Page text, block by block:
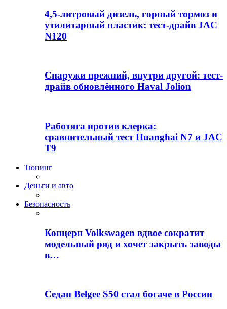
4,5-литровый дизель, горный тормоз и
утилитарный пластик: тест-драйв JAC
N120
Снаружи прежний, внутри другой: тест-
драйв обновлённого Haval Jolion
Работяга против клерка:
сравнительный тест Huanghai N7 и JAC
T9
Тюнинг
Деньги и авто
Безопасность
Концерн Volkswagen вдвое сократит
модельный ряд и хочет закрыть заводы
в…
Седан Belgee S50 стал богаче в России